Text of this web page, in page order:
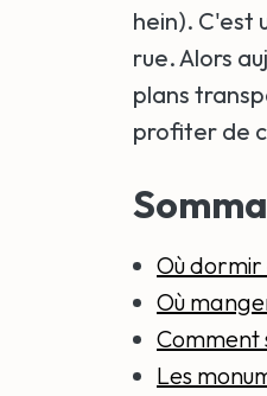
hein). C'est
rue. Alors
plans
profiter de
Où dormir
Où
Comment
Les